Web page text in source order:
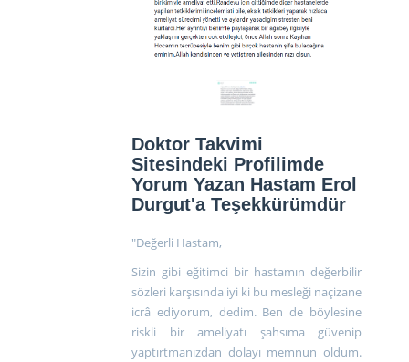
Doktor Takvimi
Sitesindeki Profilimde
Yorum Yazan Hastam Erol
Durgut'a Teşekkürümdür
"Değerli Hastam,
Sizin gibi eğitimci bir hastamın değerbilir
sözleri karşısında iyi ki bu mesleği naçizane
icrâ ediyorum, dedim. Ben de böylesine
riskli bir ameliyatı şahsıma güvenip
yaptırtmanızdan dolayı memnun oldum.